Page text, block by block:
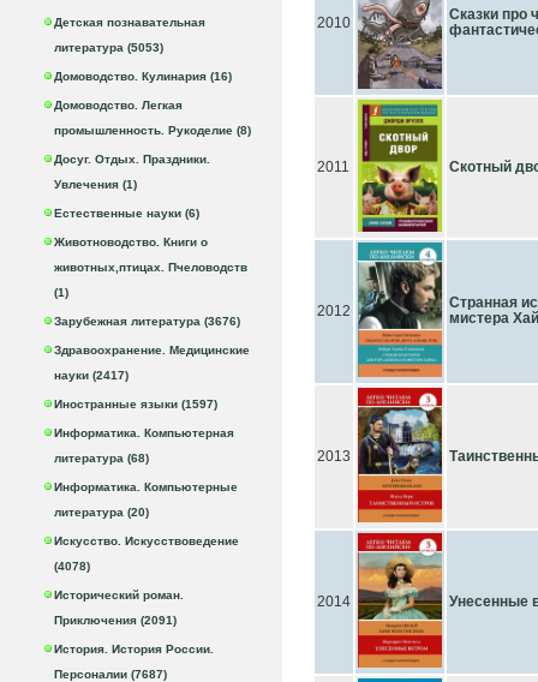
Детская познавательная
литература (5053)
Домоводство. Кулинария (16)
Домоводство. Легкая
промышленность. Рукоделие (8)
Досуг. Отдых. Праздники.
Увлечения (1)
Естественные науки (6)
Животноводство. Книги о
животных,птицах. Пчеловодств
(1)
Зарубежная литература (3676)
Здравоохранение. Медицинские
науки (2417)
Иностранные языки (1597)
Информатика. Компьютерная
литература (68)
Информатика. Компьютерные
литература (20)
Искусство. Искусствоведение
(4078)
Исторический роман.
Приключения (2091)
История. История России.
Персоналии (7687)
2010
Сказки про
2011 Скотный
2012
Странная
мистера
2013
2014 Унесенные